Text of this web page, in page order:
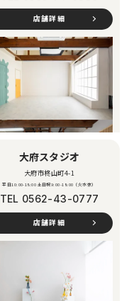
店舗詳細
大府スタジオ
大府市柊山町4-1
平日10:00-18:00 土日祝9:00-18:00（火水休）
TEL 0562-43-0777
店舗詳細